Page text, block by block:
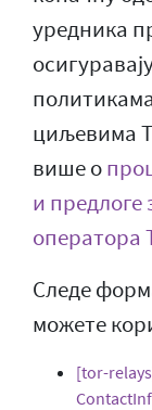
уредника
циљевима
више о
и предлоге
оператора
Следе
можете
[tor-